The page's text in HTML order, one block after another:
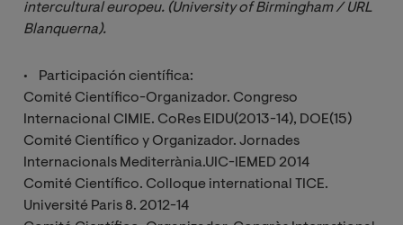
intercultural europeu. (University of Birmingham / URL
Blanquerna).
• Participación científica:
Comité Científico-Organizador. Congreso
Internacional CIMIE. CoRes EIDU(2013-14), DOE(15)
Comité Científico y Organizador. Jornades
Internacionals Mediterrània.UIC-IEMED 2014
Comité Científico. Colloque international TICE.
Université Paris 8. 2012-14